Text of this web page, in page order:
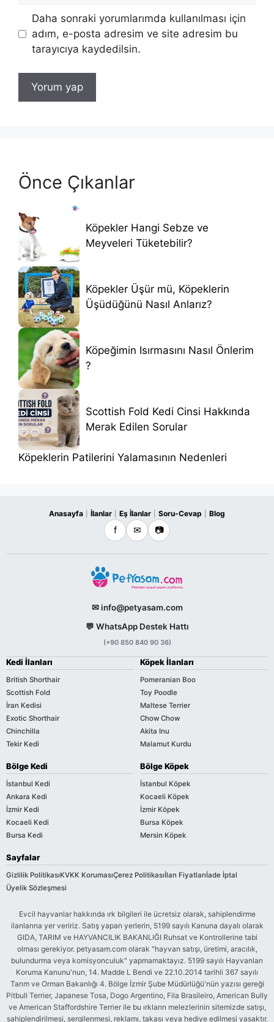
Daha sonraki yorumlarımda kullanılması için
adım, e-posta adresim ve site adresim bu
tarayıcıya kaydedilsin.
Önce Çıkanlar
Köpekler Hangi Sebze ve
Meyveleri Tüketebilir?
Köpekler Üşür mü, Köpeklerin
Üşüdüğünü Nasıl Anlarız?
Köpeğimin Isırmasını Nasıl Önlerim
?
Scottish Fold Kedi Cinsi Hakkında
Merak Edilen Sorular
Köpeklerin Patilerini Yalamasının Nedenleri
Anasayfa İlanlar Eş İlanlar Soru-Cevap Blog
f ✉ 📷
✉ info@petyasam.com
💬 WhatsApp Destek Hattı
(+90 850 840 90 36)
Kedi İlanları
British Shorthair
Scottish Fold
İran Kedisi
Exotic Shorthair
Chinchilla
Tekir Kedi
Köpek İlanları
Pomeranian Boo
Toy Poodle
Maltese Terrier
Chow Chow
Akita Inu
Malamut Kurdu
Bölge Kedi
İstanbul Kedi
Ankara Kedi
İzmir Kedi
Kocaeli Kedi
Bursa Kedi
Bölge Köpek
İstanbul Köpek
Kocaeli Köpek
İzmir Köpek
Bursa Köpek
Mersin Köpek
Sayfalar
Gizlilik PolitikasıKVKK KorumasıÇerez Politikasıİlan Fiyatlarıİade İptal
Üyelik Sözleşmesi
Evcil hayvanlar hakkında ırk bilgileri ile ücretsiz olarak, sahiplendirme
ilanlarına yer veririz. Satış yapan yerlerin, 5199 sayılı Kanuna dayalı olarak
GIDA, TARIM ve HAYVANCILIK BAKANLIĞI Ruhsat ve Kontrollerine tabi
olması gerekiyor. petyasam.com olarak "hayvan satışı, üretimi, aracılık,
bulundurma veya komisyonculuk" yapmamaktayız. 5199 sayılı Hayvanları
Koruma Kanunu'nun, 14. Madde L Bendi ve 22.10.2014 tarihli 367 sayılı
Tarım ve Orman Bakanlığı 4. Bölge İzmir Şube Müdürlüğü'nün yazısı gereği
Pitbull Terrier, Japanese Tosa, Dogo Argentino, Fila Brasileiro, American Bully
ve American Staffordshire Terrier ile bu ırkların melezlerinin sitemizde satışı,
sahiplendirilmesi, sergilenmesi, reklamı, takası veya hediye edilmesi yasaktır.